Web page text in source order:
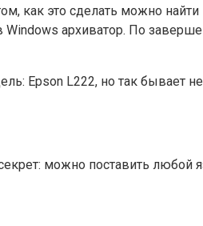
как это сделать можно
архиватор. По
Epson L222, но так бывает
можно поставить любой